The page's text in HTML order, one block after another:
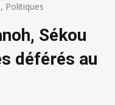
, Politiques
Sékou
déférés au